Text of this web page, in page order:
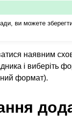
файлів
ви можете
наявним
і виберіть
формат).